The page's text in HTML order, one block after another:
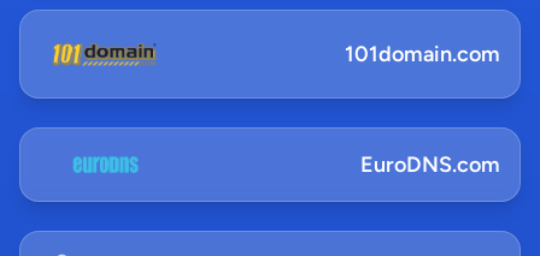
101domain.com
EuroDNS.com